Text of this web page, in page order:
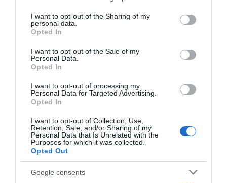
not limited to your visit or usage behaviour. You may click to
grant or deny consent to Google and its third-party tags to
use your data for below specified purposes in below Google
consent section.
I want to opt-out of the Sharing of my
personal data.
Opted In
I want to opt-out of the Sale of my
Personal Data.
Opted In
I want to opt-out of processing my
Personal Data for Targeted Advertising.
Opted In
I want to opt-out of Collection, Use,
Retention, Sale, and/or Sharing of my
Personal Data that Is Unrelated with the
Purposes for which it was collected.
Opted Out
Google consents
LIFESTYLE
Στέφανος Παπαδόπουλος: «Ευτυχία είναι να
κοιμάσαι ήσυχος με τη συνείδησή σου»
Οι ευχές του τραγουδιστή
26.12.2025 - 17:09